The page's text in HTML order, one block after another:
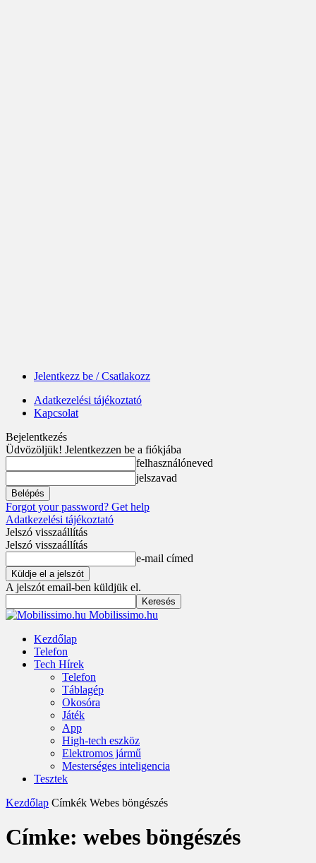
Jelentkezz be / Csatlakozz
Adatkezelési tájékoztató
Kapcsolat
Bejelentkezés
Üdvözöljük! Jelentkezzen be a fiókjába
felhasználóneved
jelszavad
Forgot your password? Get help
Adatkezelési tájékoztató
Jelszó visszaállítás
Jelszó visszaállítás
e-mail címed
A jelszót email-ben küldjük el.
Mobilissimo.hu
Kezdőlap
Telefon
Tech Hírek
Telefon
Táblagép
Okosóra
Játék
App
High-tech eszköz
Elektromos jármű
Mesterséges inteligencia
Tesztek
Kezdőlap Címkék Webes böngészés
Címke: webes böngészés